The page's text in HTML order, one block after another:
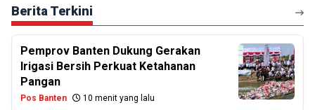
Berita Terkini
Pemprov Banten Dukung Gerakan
Irigasi Bersih Perkuat Ketahanan
Pangan
Pos Banten 10 menit yang lalu